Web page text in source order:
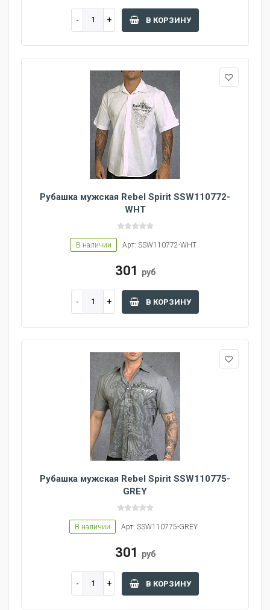
В КОРЗИНУ
Рубашка мужская Rebel Spirit SSW110772-
WHT
В наличии Арт: SSW110772-WHT
301 руб
В КОРЗИНУ
Рубашка мужская Rebel Spirit SSW110775-
GREY
В наличии Арт: SSW110775-GREY
301 руб
В КОРЗИНУ